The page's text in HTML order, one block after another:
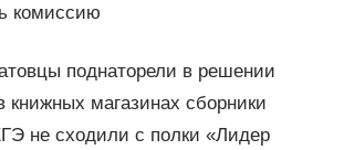
комиссию
поднаторели в решении
книжных магазинах сборники
не сходили с полки «Лидер